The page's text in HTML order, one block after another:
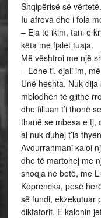
Shqipërisë së vërtetë.
Iu afrova dhe i fola
– Eja të ikim, tani e
këta me fjalët tuaja.
Më vështroi me një
– Edhe ti, djali im,
Unë heshta. Nuk dija
mblodhën të gjithë
dhe filluan t’i thonë
thanë se mbesa e tj,
ai nuk duhej t’ia
Avdurrahmani kaloi
dhe të martohej me
shoqja në botë, me
Koprencka, pesë
së fundi, ekzekutuar
diktatorit. E kalonin